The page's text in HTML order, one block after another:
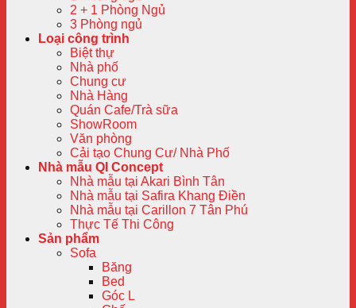
2 + 1 Phòng Ngủ
3 Phòng ngủ
Loại công trình
Biệt thự
Nhà phố
Chung cư
Nhà Hàng
Quán Cafe/Trà sữa
ShowRoom
Văn phòng
Cải tạo Chung Cư/ Nhà Phố
Nhà mẫu QI Concept
Nhà mẫu tại Akari Bình Tân
Nhà mẫu tại Safira Khang Điền
Nhà mẫu tại Carillon 7 Tân Phú
Thực Tế Thi Công
Sản phẩm
Sofa
Băng
Bed
Góc L